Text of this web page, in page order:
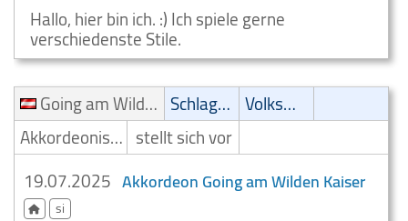
Hallo, hier bin ich. :) Ich spiele gerne
verschiedenste Stile.
Going am Wilden Kaiser
Schlager
Volksmusik
Akkordeonist/Akkordeonspieler stellt sich vor
19.07.2025 Akkordeon Going am Wilden Kaiser
si